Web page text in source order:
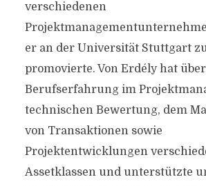
verschiedenen
er an der Universität Stuttgart
promovierte. Von Erdély hat
Berufserfahrung im
technischen Bewertung, dem
von Transaktionen sowie
Projektentwicklungen
Assetklassen und unterstützte